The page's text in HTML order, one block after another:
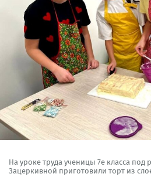
На уроке труда ученицы 7е класса под
Зацеркивной приготовили торт из